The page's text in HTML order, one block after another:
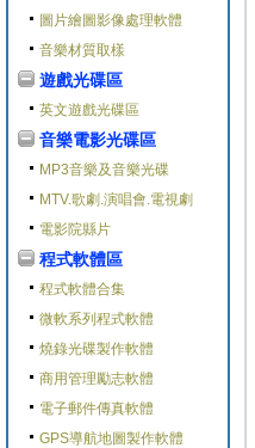
圖片繪圖影像處理軟體
音樂材質取樣
遊戲光碟區
英文遊戲光碟區
音樂電影光碟區
MP3音樂及音樂光碟
MTV.歌劇.演唱會.電視劇
電影院縣片
程式軟體區
程式軟體合集
微軟系列程式軟體
燒錄光碟製作軟體
商用管理勵志軟體
電子郵件傳真軟體
GPS導航地圖製作軟體